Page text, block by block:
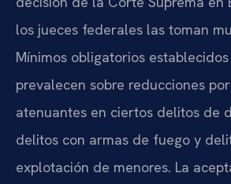
los jueces federales las toman
Mínimos obligatorios
prevalecen sobre reducciones
atenuantes en ciertos delitos de
delitos con armas de fuego y
explotación de menores. La